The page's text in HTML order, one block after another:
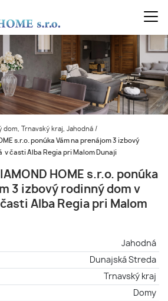
dom, Trnavský kraj, Jahodná /
s.r.o. ponúka Vám na prenájom 3 izbový
v časti Alba Regia pri Malom Dunaji
HOME s.r.o. ponúka
3 izbový rodinný dom v
Alba Regia pri Malom
Jahodná
Dunajská Streda
Trnavský kraj
Domy